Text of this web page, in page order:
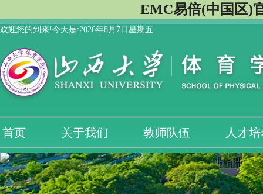
EMC易倍(中国区)
欢迎您的到来!今天是:2026年8月7日星期五
首页 关于我们 教师队伍 人才